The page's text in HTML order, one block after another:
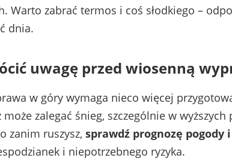
Warto zabrać termos i coś słodkiego –
dnia.
uwagę przed wiosenną
w góry wymaga nieco więcej
może zalegać śnieg, szczególnie w
zanim ruszysz, sprawdź prognozę pogody
i niepotrzebnego ryzyka.